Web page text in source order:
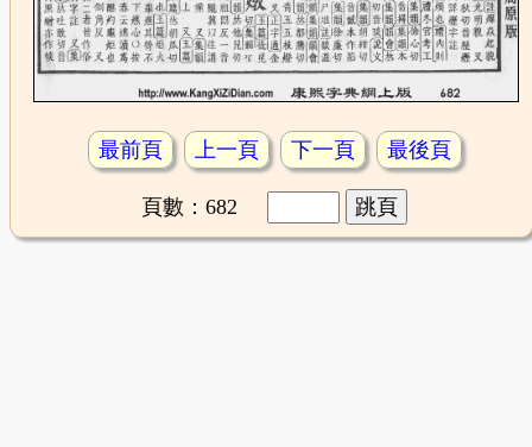
最前頁 上一頁 下一頁 最後頁
頁數：682